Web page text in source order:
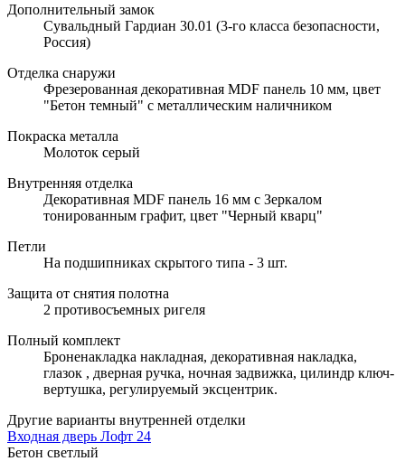
Дополнительный замок
Сувальдный Гардиан 30.01 (3-го класса безопасности,
Россия)
Отделка снаружи
Фрезерованная декоративная MDF панель 10 мм, цвет
"Бетон темный" с металлическим наличником
Покраска металла
Молоток серый
Внутренняя отделка
Декоративная MDF панель 16 мм с Зеркалом
тонированным графит, цвет "Черный кварц"
Петли
На подшипниках скрытого типа - 3 шт.
Защита от снятия полотна
2 противосъемных ригеля
Полный комплект
Броненакладка накладная, декоративная накладка,
глазок , дверная ручка, ночная задвижка, цилиндр ключ-
вертушка, регулируемый эксцентрик.
Другие варианты внутренней отделки
Входная дверь Лофт 24
Бетон светлый